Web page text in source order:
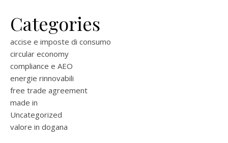
Categories
accise e imposte di consumo
circular economy
compliance e AEO
energie rinnovabili
free trade agreement
made in
Uncategorized
valore in dogana